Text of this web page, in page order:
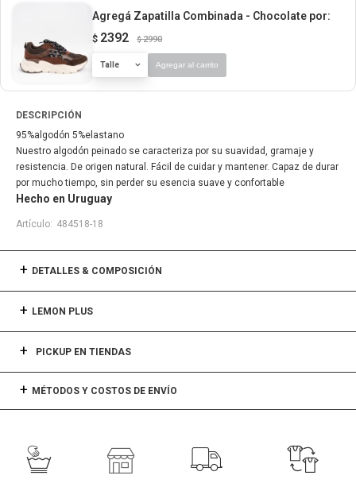
Agregá Zapatilla Combinada - Chocolate por:
$ 2392 $ 2990
Talle Agregar al carrito
DESCRIPCIÓN
95%algodón 5%elastano
Nuestro algodón peinado se caracteriza por su suavidad, gramaje y
resistencia. De origen natural. Fácil de cuidar y mantener. Capaz de durar
por mucho tiempo, sin perder su esencia suave y confortable
Hecho en Uruguay
484518-18
DETALLES & COMPOSICIÓN
LEMON PLUS
PICKUP EN TIENDAS
MÉTODOS Y COSTOS DE ENVÍO